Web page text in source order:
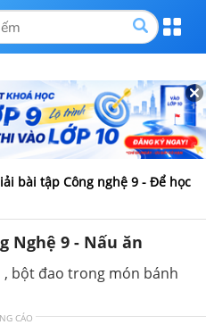
bài tập Công nghệ 9 - Để học
Nghệ 9 - Nấu ăn
, bột đao trong món bánh
CÁO